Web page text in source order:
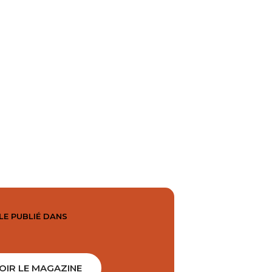
PUBLIÉ DANS
LE MAGAZINE